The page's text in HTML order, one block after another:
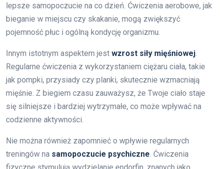
lepsze samopoczucie na co dzień. Ćwiczenia aerobowe, jak
bieganie w miejscu czy skakanie, mogą zwiększyć
pojemność płuc i ogólną kondycję organizmu.
Innym istotnym aspektem jest wzrost siły mięśniowej
Regularne ćwiczenia z wykorzystaniem ciężaru ciała, takie
jak pompki, przysiady czy planki, skutecznie wzmacniają
mięśnie. Z biegiem czasu zauważysz, że Twoje ciało staje
się silniejsze i bardziej wytrzymałe, co może wpływać na
codzienne aktywności.
Nie można również zapomnieć o wpływie regularnych
treningów na samopoczucie psychiczne . Ćwiczenia
fizyczne stymulują wydzielanie endorfin, znanych jako